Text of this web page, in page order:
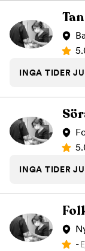
INGA TIDER
INGA TIDER
-